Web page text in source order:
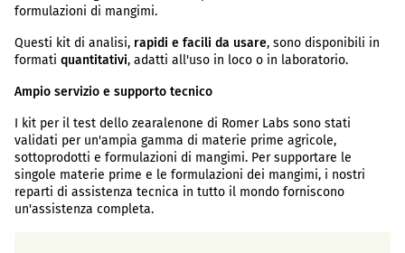
formulazioni di mangimi.
Questi kit di analisi, rapidi e facili da usare, sono disponibili in
formati quantitativi, adatti all'uso in loco o in laboratorio.
Ampio servizio e supporto tecnico
I kit per il test dello zearalenone di Romer Labs sono stati
validati per un'ampia gamma di materie prime agricole,
sottoprodotti e formulazioni di mangimi. Per supportare le
singole materie prime e le formulazioni dei mangimi, i nostri
reparti di assistenza tecnica in tutto il mondo forniscono
un'assistenza completa.